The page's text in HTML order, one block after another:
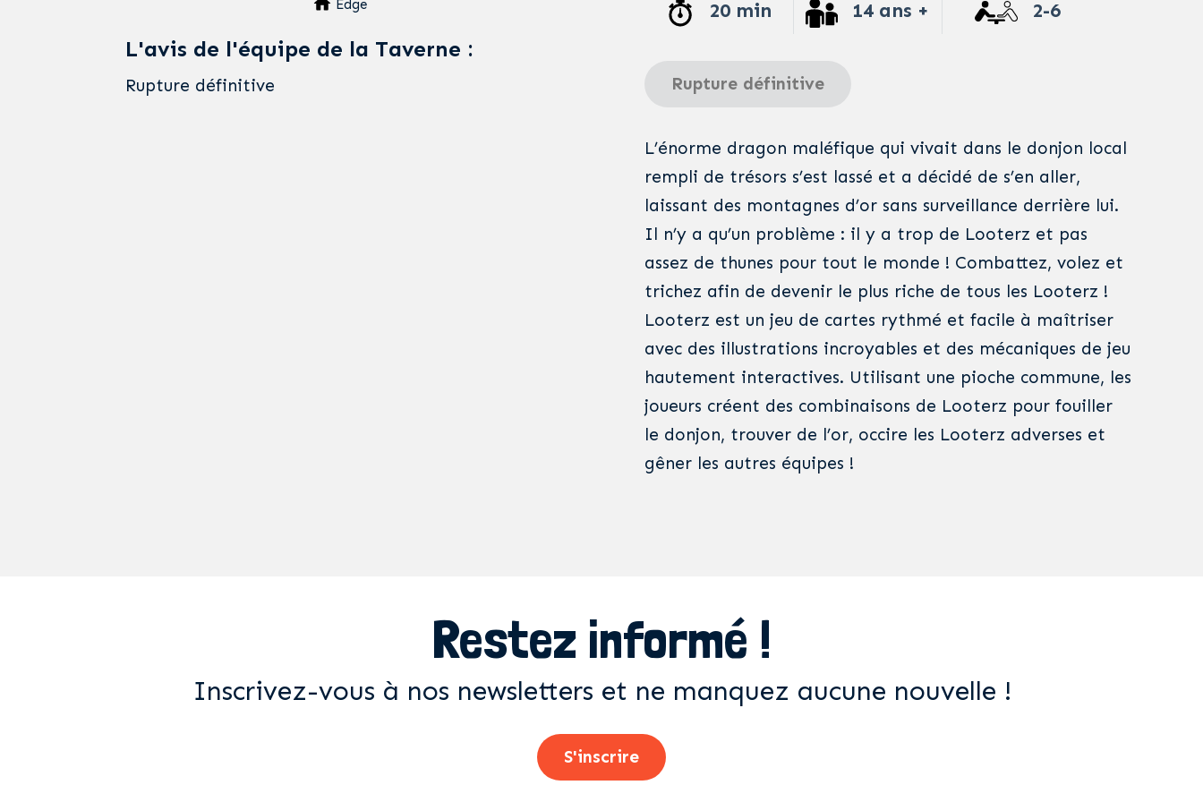
Edge
L'avis de l'équipe de la Taverne :
Rupture définitive
20 min 14 ans + 2-6
Rupture définitive
L’énorme dragon maléfique qui vivait dans le donjon local
rempli de trésors s’est lassé et a décidé de s’en aller,
laissant des montagnes d’or sans surveillance derrière lui.
Il n’y a qu’un problème : il y a trop de Looterz et pas
assez de thunes pour tout le monde ! Combattez, volez et
trichez afin de devenir le plus riche de tous les Looterz !
Looterz est un jeu de cartes rythmé et facile à maîtriser
avec des illustrations incroyables et des mécaniques de jeu
hautement interactives. Utilisant une pioche commune, les
joueurs créent des combinaisons de Looterz pour fouiller
le donjon, trouver de l’or, occire les Looterz adverses et
gêner les autres équipes !
Restez informé !
Inscrivez-vous à nos newsletters et ne manquez aucune nouvelle !
S'inscrire